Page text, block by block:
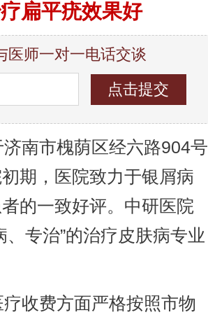
扁平疣效果好
医师一对一电话交谈
南市槐荫区经六路904号
期，医院致力于银屑病
的一致好评。中研医院
专治”的治疗皮肤病专业
收费方面严格按照市物